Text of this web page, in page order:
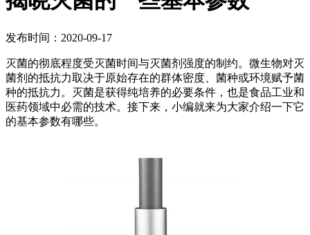
发布时间：2020-09-17
灭菌的彻底程度受灭菌时间与灭菌剂强度的制约。微生物对灭
菌剂的抵抗力取决于原始存在的群体密度、菌种或环境赋予菌
种的抵抗力。灭菌是获得纯培养的必要条件，也是食品工业和
医药领域中必需的技术。接下来，小编就来为大家介绍一下它
的基本参数有哪些。